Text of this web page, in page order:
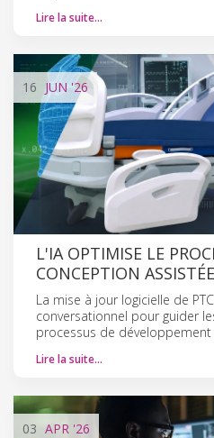
Lire la suite…
16 JUN '26
L'IA OPTIMISE LE
CONCEPTION
La mise à jour logicielle de
conversationnel pour guider
processus de
Lire la suite…
03 APR '26